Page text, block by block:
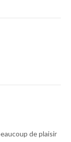
de plaisir